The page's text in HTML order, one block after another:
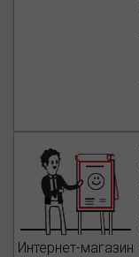
Интернет-магазин